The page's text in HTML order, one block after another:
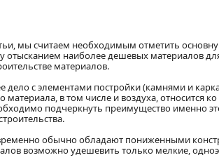
мы считаем необходимым отметить
отысканием наиболее дешевых материалов
материалов.
дело с элементами постройки (камнями и
в том числе и воздуха, относится
подчеркнуть преимущество именно
обычно обладают пониженными
возможно удешевить только мелкие,